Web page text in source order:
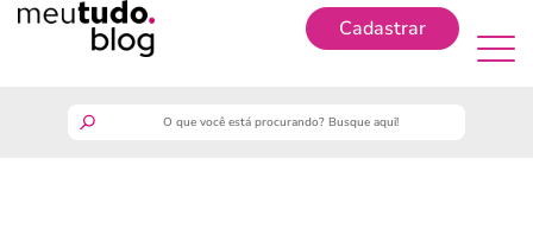
Cadastrar